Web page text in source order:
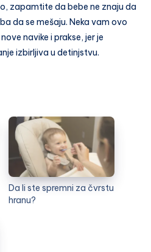
zapamtite da bebe ne znaju da
da se mešaju. Neka vam ovo
navike i prakse, jer je
izbirljiva u detinjstvu.
Da li ste spremni za čvrstu
hranu?